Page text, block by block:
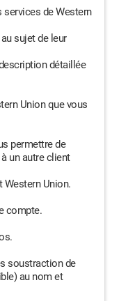
services de Western
sujet de leur
détaillée
Union que vous
permettre de
un autre client
Western Union.
compte.
soustraction de
au nom et